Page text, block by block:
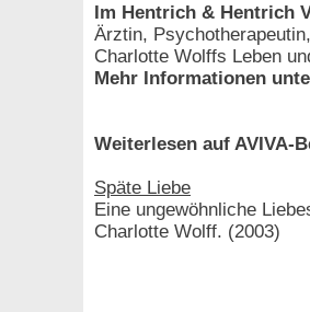
Im Hentrich & Hentrich
Ärztin,
Charlotte Wolffs Leben
Mehr Informationen
Weiterlesen auf AVIVA-
Späte Liebe
Eine ungewöhnliche
Charlotte Wolff. (2003)